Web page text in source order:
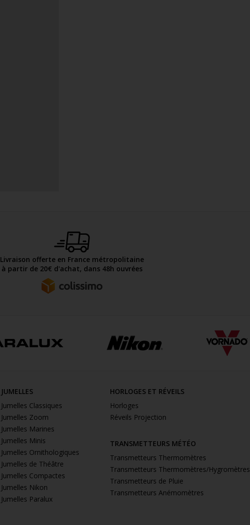
Livraison offerte en France métropolitaine
à partir de 20€ d'achat, dans 48h ouvrées
JUMELLES
Jumelles Classiques
Jumelles Zoom
Jumelles Marines
Jumelles Minis
Jumelles Ornithologiques
Jumelles de Théâtre
Jumelles Compactes
Jumelles Nikon
Jumelles Paralux
HORLOGES ET RÉVEILS
Horloges
Réveils Projection
TRANSMETTEURS MÉTÉO
Transmetteurs Thermomètres
Transmetteurs Thermomètres/Hygromètres
Transmetteurs de Pluie
Transmetteurs Anémomètres